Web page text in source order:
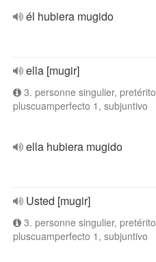
él hubiera mugido
ella [mugir]
3. personne singulier, pretérito
pluscuamperfecto 1, subjuntivo
ella hubiera mugido
Usted [mugir]
3. personne singulier, pretérito
pluscuamperfecto 1, subjuntivo